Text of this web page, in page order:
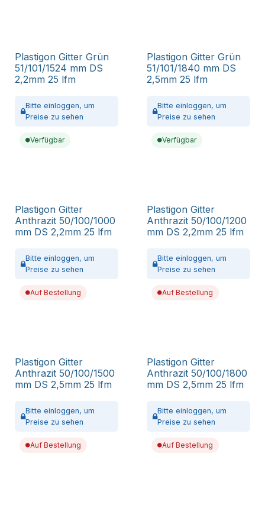
Plastigon Gitter Grün
51/101/1524 mm DS
2,2mm 25 lfm
Bitte einloggen, um
Preise zu sehen
Verfügbar
Plastigon Gitter Grün
51/101/1840 mm DS
2,5mm 25 lfm
Bitte einloggen, um
Preise zu sehen
Verfügbar
Plastigon Gitter
Anthrazit 50/100/1000
mm DS 2,2mm 25 lfm
Bitte einloggen, um
Preise zu sehen
Auf Bestellung
Plastigon Gitter
Anthrazit 50/100/1200
mm DS 2,2mm 25 lfm
Bitte einloggen, um
Preise zu sehen
Auf Bestellung
Plastigon Gitter
Anthrazit 50/100/1500
mm DS 2,5mm 25 lfm
Bitte einloggen, um
Preise zu sehen
Auf Bestellung
Plastigon Gitter
Anthrazit 50/100/1800
mm DS 2,5mm 25 lfm
Bitte einloggen, um
Preise zu sehen
Auf Bestellung